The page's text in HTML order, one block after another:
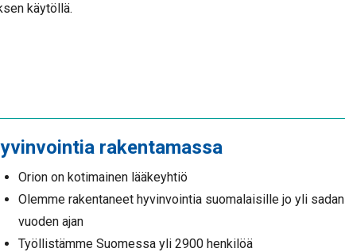
käytöllä.
rakentamassa
Orion on kotimainen lääkeyhtiö
Olemme rakentaneet hyvinvointia suomalaisille jo yli sadan
vuoden ajan
Työllistämme Suomessa yli 2900 henkilöä